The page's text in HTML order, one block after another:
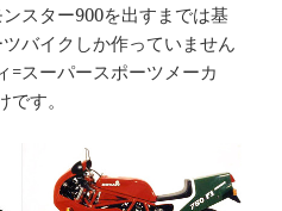
スター900を出すまでは基
バイクしか作っていません
=スーパースポーツメーカ
す。